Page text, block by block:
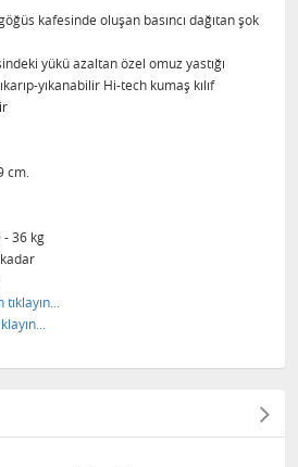
kafesinde oluşan basıncı dağıtan şok
yükü azaltan özel omuz yastığı
yıkanabilir Hi-tech kumaş kılıf
cm.
- 36 kg